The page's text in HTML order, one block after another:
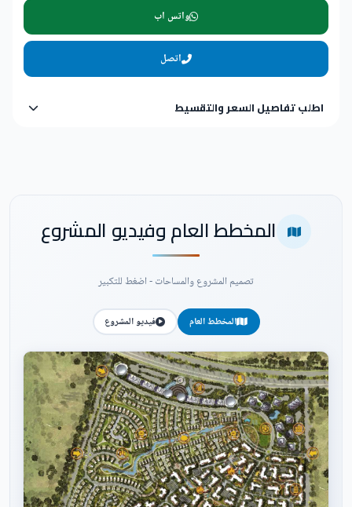
واتس اب
اتصل
اطلب تفاصيل السعر والتقسيط
المخطط العام وفيديو المشروع
تصميم المشروع والمساحات - اضغط للتكبير
المخطط العام فيديو المشروع